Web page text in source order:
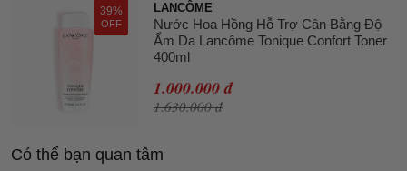
39%
OFF
LANCÔME
Nước Hoa Hồng Hỗ Trợ Cân Bằng Độ
Ẩm Da Lancôme Tonique Confort Toner
400ml
1.000.000 đ
1.630.000 đ
Có thể bạn quan tâm